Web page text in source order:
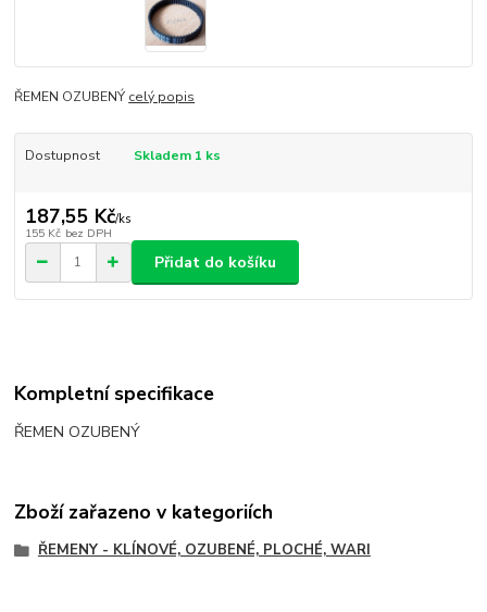
ŘEMEN OZUBENÝ celý popis
Dostupnost Skladem 1 ks
187,55 Kč/ks
155 Kč bez DPH
Přidat do košíku
Kompletní specifikace
ŘEMEN OZUBENÝ
Zboží zařazeno v kategoriích
ŘEMENY - KLÍNOVÉ, OZUBENÉ, PLOCHÉ, WARI